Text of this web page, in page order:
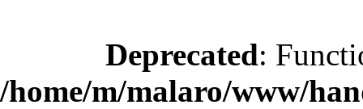
Deprecated:
/home/m/malaro/www/